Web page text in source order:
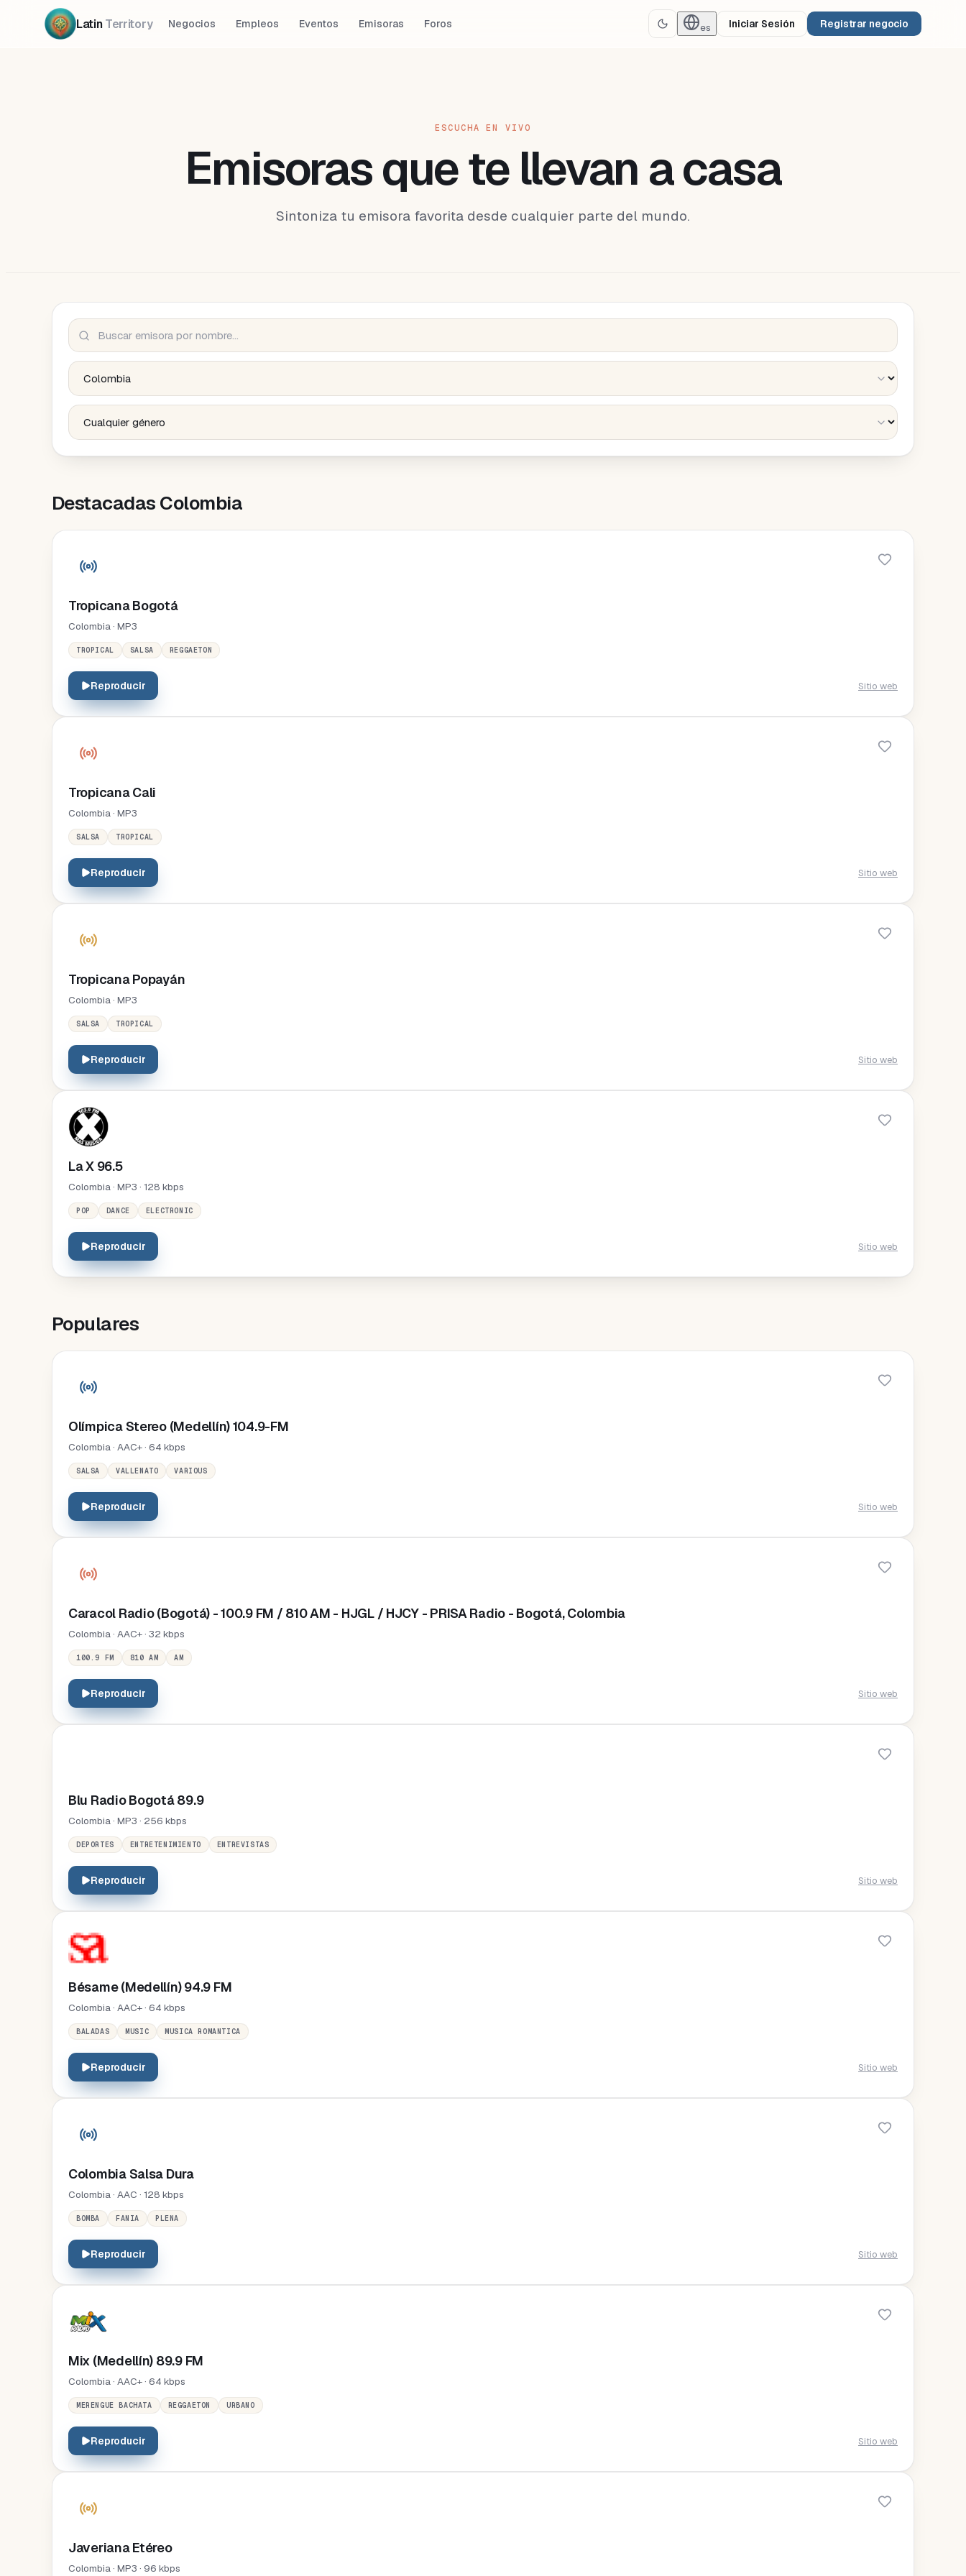
Latin Territory Negocios Empleos Eventos Emisoras Foros es Iniciar Sesión Registrar negocio
ESCUCHA EN VIVO
Emisoras que te llevan a casa
Sintoniza tu emisora favorita desde cualquier parte del mundo.
Buscar emisora por nombre…
País
Género
Destacadas Colombia
Tropicana Bogotá
Colombia · MP3
TROPICAL SALSA REGGAETON
Reproducir Sitio web
Tropicana Cali
Colombia · MP3
SALSA TROPICAL
Reproducir Sitio web
Tropicana Popayán
Colombia · MP3
SALSA TROPICAL
Reproducir Sitio web
La X 96.5
Colombia · MP3 · 128 kbps
POP DANCE ELECTRONIC
Reproducir Sitio web
Populares
Olímpica Stereo (Medellín) 104.9-FM
Colombia · AAC+ · 64 kbps
SALSA VALLENATO VARIOUS
Reproducir Sitio web
Caracol Radio (Bogotá) - 100.9 FM / 810 AM - HJGL / HJCY - PRISA Radio - Bogotá, Colombia
Colombia · AAC+ · 32 kbps
100.9 FM 810 AM AM
Reproducir Sitio web
Blu Radio Bogotá 89.9
Colombia · MP3 · 256 kbps
DEPORTES ENTRETENIMIENTO ENTREVISTAS
Reproducir Sitio web
Bésame (Medellín) 94.9 FM
Colombia · AAC+ · 64 kbps
BALADAS MUSIC MUSICA ROMANTICA
Reproducir Sitio web
Colombia Salsa Dura
Colombia · AAC · 128 kbps
BOMBA FANIA PLENA
Reproducir Sitio web
Mix (Medellín) 89.9 FM
Colombia · AAC+ · 64 kbps
MERENGUE BACHATA REGGAETON URBANO
Reproducir Sitio web
Javeriana Etéreo
Colombia · MP3 · 96 kbps